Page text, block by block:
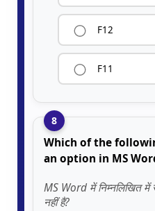
F12
F11
8
Which of the
an option in MS
MS Word में निम्नलिखित में
नहीं है?